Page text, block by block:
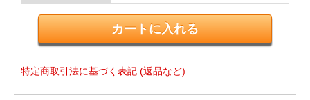
特定商取引法に基づく表記 (返品など)